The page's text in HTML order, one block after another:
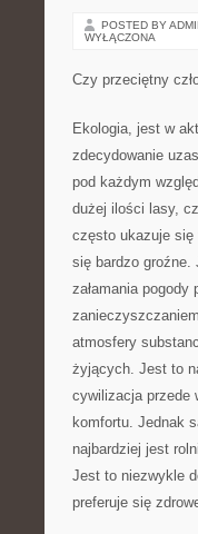
POSTED BY
WYŁĄCZONA
Czy przeciętny
Ekologia, jest w
zdecydowanie
pod każdym
dużej ilości lasy,
często ukazuje
się bardzo
załamania
atmosfery
żyjących. Jest to
cywilizacja przede
komfortu. Jednak
najbardziej jest
Jest to niezwykle
preferuje się